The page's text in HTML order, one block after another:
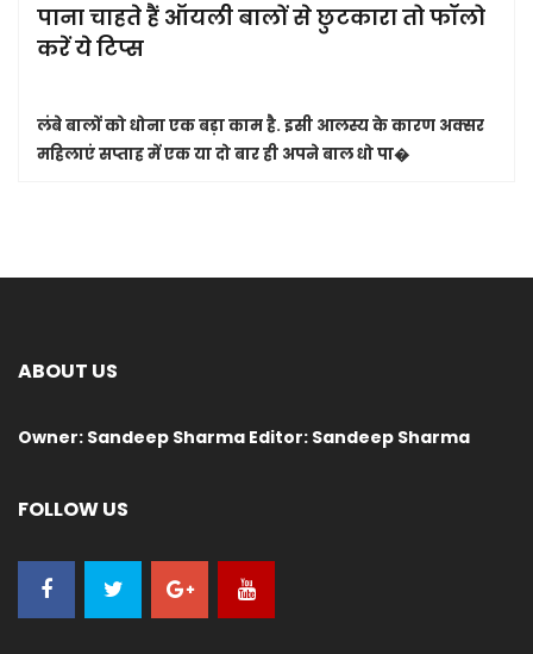
पाना चाहते हैं ऑयली बालों से छुटकारा तो फॉलो
करें ये टिप्स
लंबे बालों को धोना एक बड़ा काम है. इसी आलस्य के कारण अक्सर
महिलाएं सप्ताह में एक या दो बार ही अपने बाल धो पा�
ABOUT US
Owner: Sandeep Sharma Editor: Sandeep Sharma
FOLLOW US